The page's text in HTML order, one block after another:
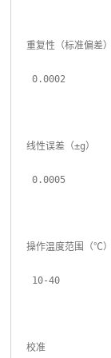
重复性（标准偏差）
线性误差（±g）
操作温度范围（℃）
校准